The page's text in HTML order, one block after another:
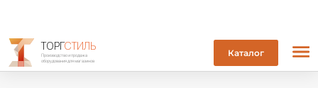
ТОРГСТИЛЬ
Производство и продажа
оборудования для магазинов
Каталог